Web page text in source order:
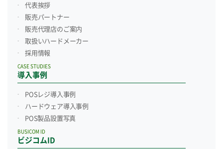
代表挨拶
販売パートナー
販売代理店のご案内
取扱いハードメーカー
採用情報
導入事例
CASE STUDIES
POSレジ導入事例
ハードウェア導入事例
POS製品設置写真
ビジコムID
BUSICOM ID